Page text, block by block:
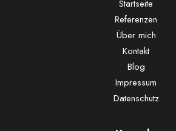
Startseite
Referenzen
Über mich
Kontakt
Blog
Impressum
Datenschutz